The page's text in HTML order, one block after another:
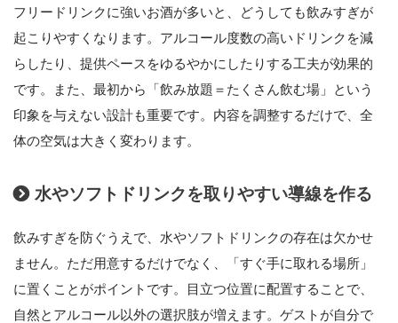
フリードリンクに強いお酒が多いと、どうしても飲みすぎが
起こりやすくなります。アルコール度数の高いドリンクを減
らしたり、提供ペースをゆるやかにしたりする工夫が効果的
です。また、最初から「飲み放題＝たくさん飲む場」という
印象を与えない設計も重要です。内容を調整するだけで、全
体の空気は大きく変わります。
水やソフトドリンクを取りやすい導線を作る
飲みすぎを防ぐうえで、水やソフトドリンクの存在は欠かせ
ません。ただ用意するだけでなく、「すぐ手に取れる場所」
に置くことがポイントです。目立つ位置に配置することで、
自然とアルコール以外の選択肢が増えます。ゲストが自分で